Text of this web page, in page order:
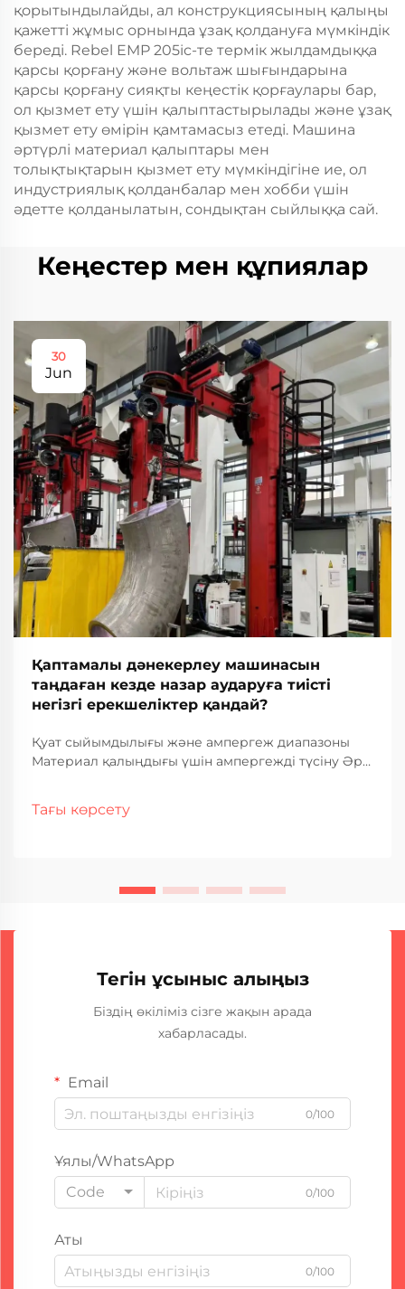
қорытындылайды, ал конструкциясының қалыңы
қажетті жұмыс орнында ұзақ қолдануға мүмкіндік
береді. Rebel EMP 205ic-те термік жылдамдыққа
қарсы қорғану және вольтаж шығындарына
қарсы қорғану сияқты кеңестік қорғаулары бар,
ол қызмет ету үшін қалыптастырылады және ұзақ
қызмет ету өмірін қамтамасыз етеді. Машина
әртүрлі материал қалыптары мен
толықтықтарын қызмет ету мүмкіндігіне ие, ол
индустриялық қолданбалар мен хобби үшін
әдетте қолданылатын, сондықтан сыйлыққа сай.
Кеңестер мен құпиялар
30
Jun
Қаптамалы дәнекерлеу машинасын
таңдаған кезде назар аударуға тиісті
негізгі ерекшеліктер қандай?
Қуат сыйымдылығы және ампергеж диапазоны
Материал қалыңдығы үшін ампергежді түсіну Әр
рөл атқарады. Көбірек амперлер көбірек жылуды
Тағы көрсету
Тегін ұсыныс алыңыз
Біздің өкіліміз сізге жақын арада
хабарласады.
Email
0/100
Ұялы/WhatsApp
Code
0/100
Аты
0/100